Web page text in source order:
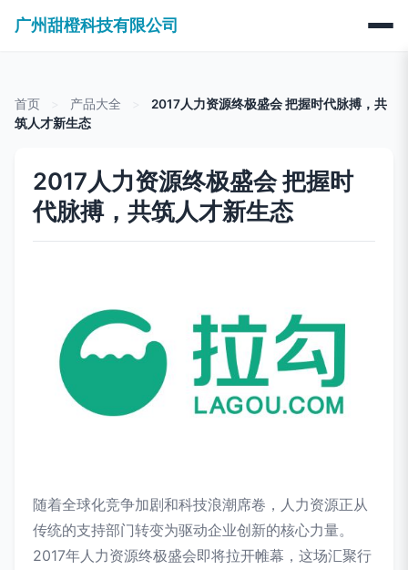
广州甜橙科技有限公司
首页 产品大全
2017人力资源终极盛会 把握时代脉搏，共
筑人才新生态
2017人力资源终极盛会 把握时
代脉搏，共筑人才新生态
随着全球化竞争加剧和科技浪潮席卷，人力资源正从
传统的支持部门转变为驱动企业创新的核心力量。
2017年人力资源终极盛会即将拉开帷幕，这场汇聚行